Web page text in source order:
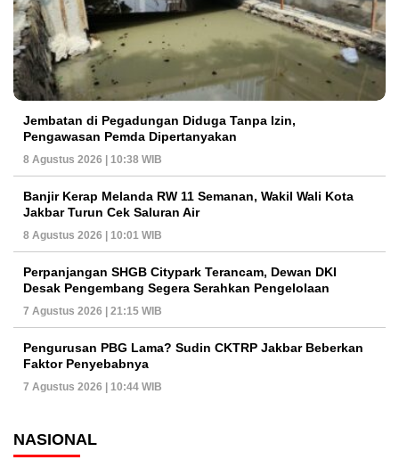
Jembatan di Pegadungan Diduga Tanpa Izin,
Pengawasan Pemda Dipertanyakan
8 Agustus 2026 | 10:38 WIB
Banjir Kerap Melanda RW 11 Semanan, Wakil Wali Kota
Jakbar Turun Cek Saluran Air
8 Agustus 2026 | 10:01 WIB
Perpanjangan SHGB Citypark Terancam, Dewan DKI
Desak Pengembang Segera Serahkan Pengelolaan
7 Agustus 2026 | 21:15 WIB
Pengurusan PBG Lama? Sudin CKTRP Jakbar Beberkan
Faktor Penyebabnya
7 Agustus 2026 | 10:44 WIB
NASIONAL